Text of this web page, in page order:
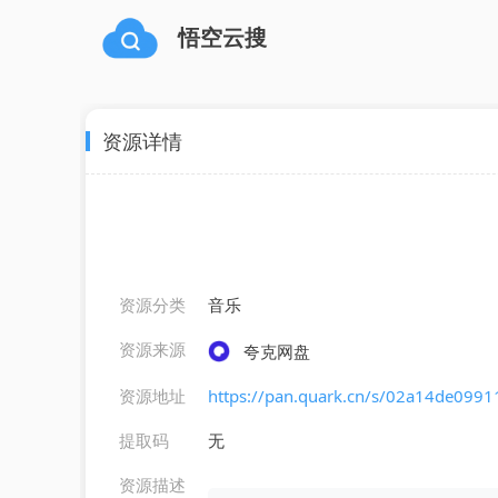
悟空云搜
资源详情
资源分类
音乐
资源来源
夸克网盘
资源地址
https://pan.quark.cn/s/
提取码
无
资源描述